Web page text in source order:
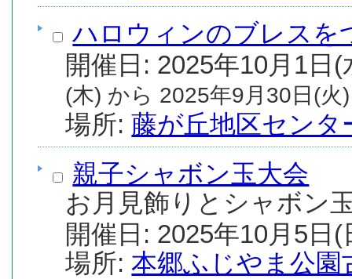
ハロウィンのブレスを
(木) から 2025年9月30日(火
場所:藤が丘地区センタ
親子シャボン玉大会
お月見飾りとシャボン
場所:本郷ふじやま公園